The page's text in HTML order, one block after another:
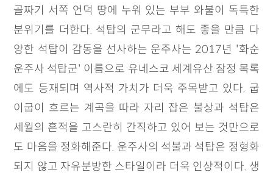
골짜기 서쪽 언덕 땅에 누워 있는 부부 와불이 독특한
분위기를 더한다. 석탑의 군무라고 해도 좋을 만큼 다
양한 석탑이 감동을 선사하는 운주사는 2017년 '화순
운주사 석탑군' 이름으로 유네스코 세계유산 잠정 목록
에도 등재되며 역사적 가치가 더욱 주목받고 있다. 굽
이굽이 흐르는 계곡을 따라 자리 잡은 불상과 석탑은
세월의 흔적을 고스란히 간직하고 있어 보는 것만으로
도 마음을 정화해준다. 운주사의 석불과 석탑은 정형화
되지 않고 자유분방한 스타일이라 더욱 인상적이다. 생